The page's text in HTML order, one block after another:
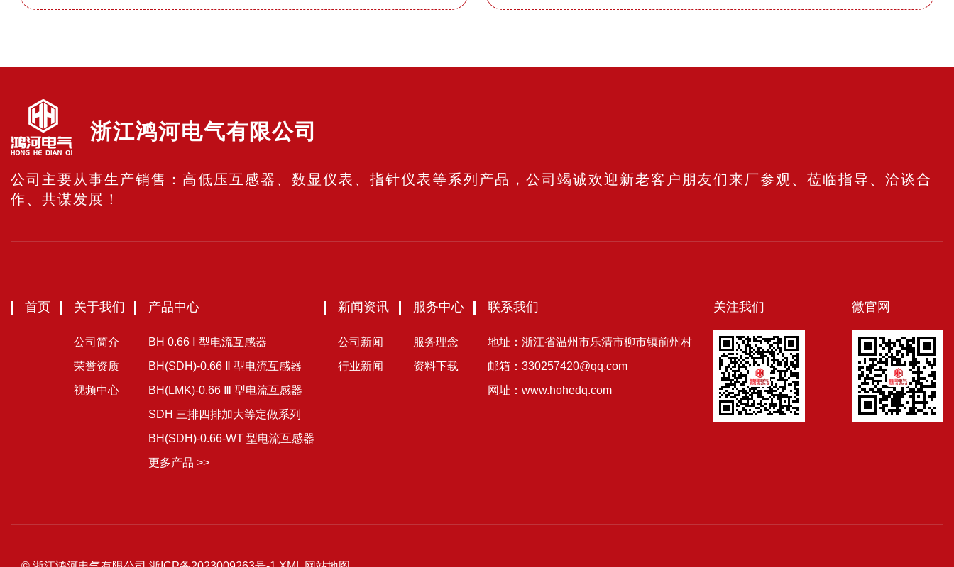
浙江鸿河电气有限公司
公司主要从事生产销售：高低压互感器、数显仪表、指针仪表等系列产品，公司竭诚欢迎新老客户朋友们来厂参观、莅临指导、洽谈合
作、共谋发展！
首页 关于我们
公司简介
荣誉资质
视频中心
产品中心
BH 0.66 Ⅰ 型电流互感器
BH(SDH)-0.66 Ⅱ 型电流互感器
BH(LMK)-0.66 Ⅲ 型电流互感器
SDH 三排四排加大等定做系列
BH(SDH)-0.66-WT 型电流互感器
更多产品 >>
新闻资讯
公司新闻
行业新闻
服务中心
服务理念
资料下载
联系我们
地址：浙江省温州市乐清市柳市镇前州村
邮箱： 330257420@qq.com
网址： www.hohedq.com
微官网
关注我们